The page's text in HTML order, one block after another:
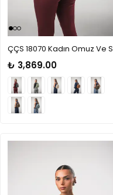
₺ 3,869.00